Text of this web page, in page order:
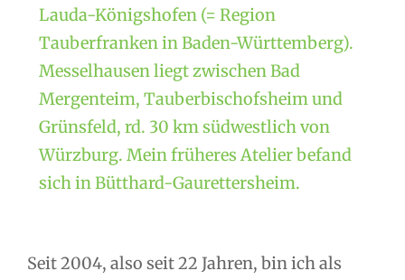
Lauda-Königshofen (= Region
Tauberfranken in Baden-Württemberg).
Messelhausen liegt zwischen Bad
Mergenteim, Tauberbischofsheim und
Grünsfeld, rd. 30 km südwestlich von
Würzburg. Mein früheres Atelier befand
sich in Bütthard-Gaurettersheim.
Seit 2004, also seit 22 Jahren, bin ich als